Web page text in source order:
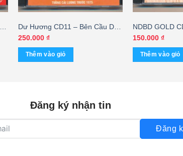
Dư Hương CD11 – Bên Cầu Dệt
Lụa (Bộ 2CD)
250.000 ₫
Thêm vào giỏ
NDBD GOLD
Điệp – Hương
150.000 ₫
Thêm vào giỏ
Đăng ký nhận tin
Đăng